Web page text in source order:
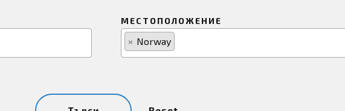
МЕСТОПОЛОЖЕНИЕ
× Norway